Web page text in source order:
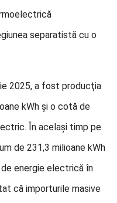
separatistă cu o
2025, a fost producţia
kWh şi o cotă de
În acelaşi timp pe
de 231,3 milioane kWh
energie electrică în
că importurile masive